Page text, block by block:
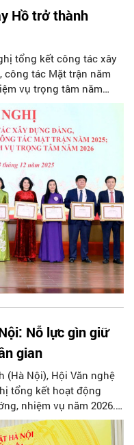
Hồ trở thành
tổng kết công tác xây
tác Mặt trận năm
vụ trọng tâm năm
trong bối cảnh phường
đầu tiên triển khai đầy
2 cấp.
Nỗ lực gìn giữ
gian
(Hà Nội), Hội Văn nghệ
tổng kết hoạt động
nhiệm vụ năm 2026.
động trong, đồng
trọng cho năm 2026.